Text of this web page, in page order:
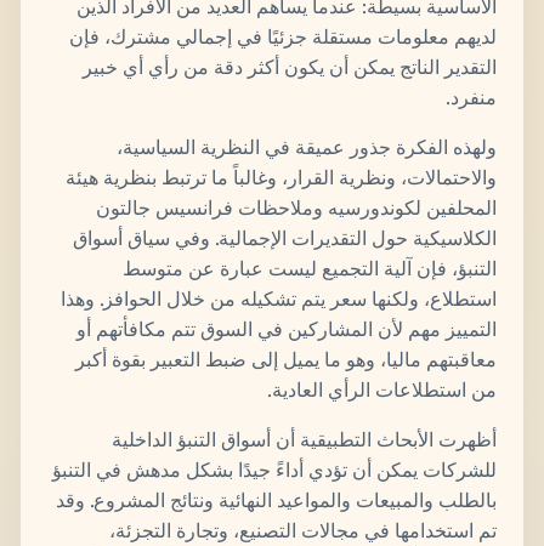
الأساسية بسيطة: عندما يساهم العديد من الأفراد الذين
لديهم معلومات مستقلة جزئيًا في إجمالي مشترك، فإن
التقدير الناتج يمكن أن يكون أكثر دقة من رأي أي خبير
منفرد.
ولهذه الفكرة جذور عميقة في النظرية السياسية،
والاحتمالات، ونظرية القرار، وغالباً ما ترتبط بنظرية هيئة
المحلفين لكوندورسيه وملاحظات فرانسيس جالتون
الكلاسيكية حول التقديرات الإجمالية. وفي سياق أسواق
التنبؤ، فإن آلية التجميع ليست عبارة عن متوسط ​​
استطلاع، ولكنها سعر يتم تشكيله من خلال الحوافز. وهذا
التمييز مهم لأن المشاركين في السوق تتم مكافأتهم أو
معاقبتهم ماليا، وهو ما يميل إلى ضبط التعبير بقوة أكبر
من استطلاعات الرأي العادية.
أظهرت الأبحاث التطبيقية أن أسواق التنبؤ الداخلية
للشركات يمكن أن تؤدي أداءً جيدًا بشكل مدهش في التنبؤ
بالطلب والمبيعات والمواعيد النهائية ونتائج المشروع. وقد
تم استخدامها في مجالات التصنيع، وتجارة التجزئة،